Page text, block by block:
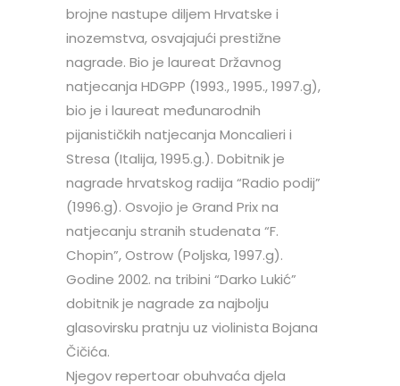
brojne nastupe diljem Hrvatske i
inozemstva, osvajajući prestižne
nagrade. Bio je laureat Državnog
natjecanja HDGPP (1993., 1995., 1997.g),
bio je i laureat međunarodnih
pijanističkih natjecanja Moncalieri i
Stresa (Italija, 1995.g.). Dobitnik je
nagrade hrvatskog radija “Radio podij”
(1996.g). Osvojio je Grand Prix na
natjecanju stranih studenata “F.
Chopin”, Ostrow (Poljska, 1997.g).
Godine 2002. na tribini “Darko Lukić”
dobitnik je nagrade za najbolju
glasovirsku pratnju uz violinista Bojana
Čičića.
Njegov repertoar obuhvaća djela